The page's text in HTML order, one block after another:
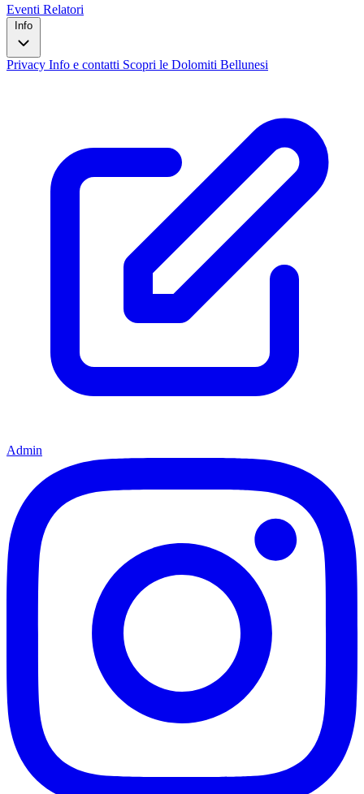
Eventi Relatori
Info
Privacy Info e contatti Scopri le Dolomiti Bellunesi
Admin